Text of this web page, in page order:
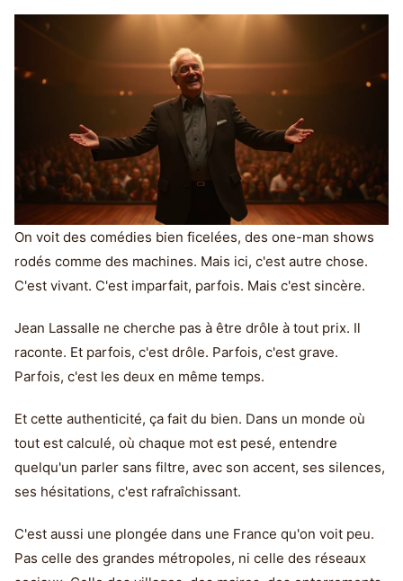
On voit des comédies bien ficelées, des one-man shows
rodés comme des machines. Mais ici, c'est autre chose.
C'est vivant. C'est imparfait, parfois. Mais c'est sincère.
Jean Lassalle ne cherche pas à être drôle à tout prix. Il
raconte. Et parfois, c'est drôle. Parfois, c'est grave.
Parfois, c'est les deux en même temps.
Et cette authenticité, ça fait du bien. Dans un monde où
tout est calculé, où chaque mot est pesé, entendre
quelqu'un parler sans filtre, avec son accent, ses silences,
ses hésitations, c'est rafraîchissant.
C'est aussi une plongée dans une France qu'on voit peu.
Pas celle des grandes métropoles, ni celle des réseaux